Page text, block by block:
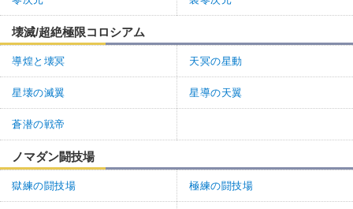
壊滅/超絶極限コロシアム
導煌と壊冥 天冥の星動
星壊の滅翼 星導の天翼
蒼潜の戦帝
ノマダン闘技場
獄練の闘技場 極練の闘技場